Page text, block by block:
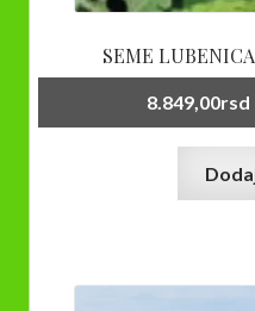
SEME
8.849,00rsd